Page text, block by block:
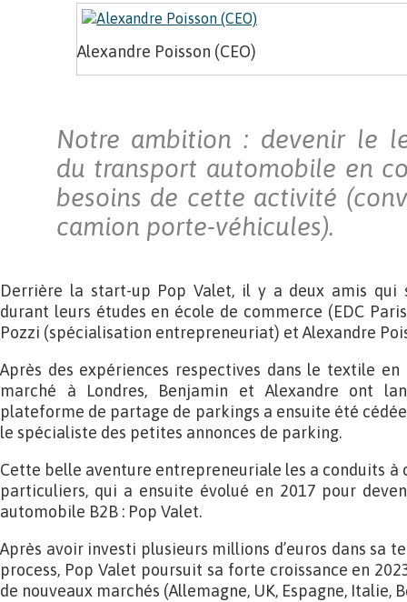
Alexandre Poisson (CEO)
Notre ambition : devenir le
du transport automobile en
besoins de cette activité
camion porte-véhicules).
Derrière la start-up Pop Valet, il y a deux amis qui
durant leurs études en école de commerce (EDC
Pozzi (spécialisation entrepreneuriat) et Alexandre
Après des expériences respectives dans le textile
marché à Londres, Benjamin et Alexandre ont
plateforme de partage de parkings a ensuite été
le spécialiste des petites annonces de parking.
Cette belle aventure entrepreneuriale les a conduits à
particuliers, qui a ensuite évolué en 2017 pour
automobile B2B : Pop Valet.
Après avoir investi plusieurs millions d’euros dans sa
process, Pop Valet poursuit sa forte croissance en
de nouveaux marchés (Allemagne, UK, Espagne, Italie,